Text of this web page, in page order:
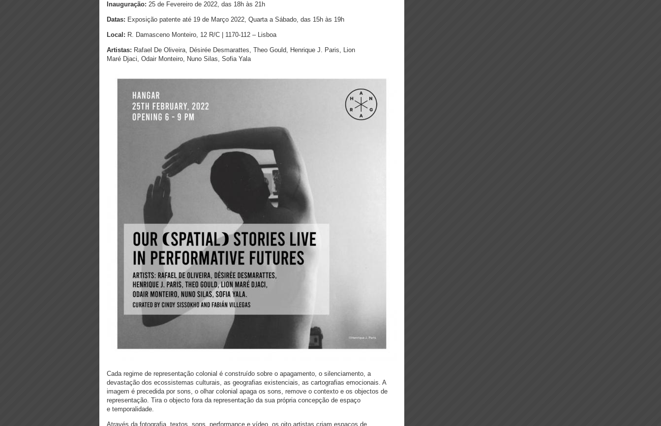
Inauguração: 25 de Fevereiro de 2022, das 18h às 21h
Datas: Exposição patente até 19 de Março 2022, Quarta a Sábado, das 15h às 19h
Local: R. Damasceno Monteiro, 12 R/C | 1170-112 – Lisboa
Artistas: Rafael De Oliveira, Désirée Desmarattes, Theo Gould, Henrique J. Paris, Lion
Maré Djaci, Odair Monteiro, Nuno Silas, Sofia Yala
Cada regime de representação colonial é construído sobre o apagamento, o silenciamento, a
devastação dos ecossistemas culturais, as geografias existenciais, as cartografias emocionais. A
imagem é precedida por sons, o olhar colonial apaga os sons, remove o contexto e os objectos de
representação. Tira o objecto fora da representação da sua própria concepção de espaço
e temporalidade.
Através da fotografia, textos, sons, performance e vídeo, os oito artistas criam espaços de